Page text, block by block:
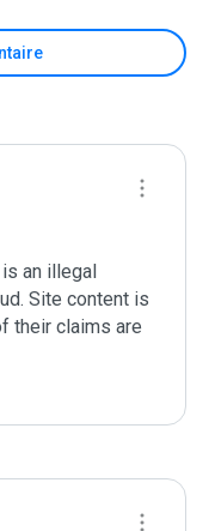
an illegal
Site content is
their claims are